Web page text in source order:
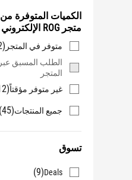
الكميات المتوفرة من
متجر ROG الإلكتروني
متوفر في المتجر (12)
الطلب المسبق عبر
المتجر
غير متوفر مؤقتاً(12)
جميع المنتجات(45)
تسوق
Deals
(9)